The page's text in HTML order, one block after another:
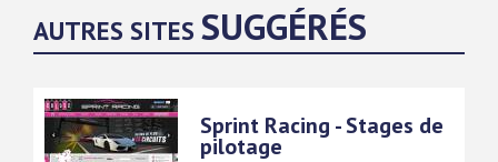
AUTRES SITES SUGGÉRÉS
Sprint Racing - Stages de
pilotage